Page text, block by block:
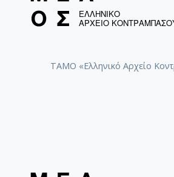
Πολίτης, Ευγένιος. MACEDONIEN
contrabass and piano [adaptation in
Παπασταύρου, Ελευθέριος (1920-
ΤΑΜΟ «Ελληνικό Αρχείο